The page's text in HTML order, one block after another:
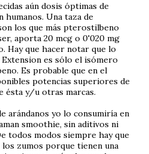
aún dosis óptimas de
Una taza de
los que más pterostilbeno
aporta 20 mcg o 0'020 mg
Hay que hacer notar que lo
es sólo el isómero
Es probable que en el
potencias superiores de
ésta y/u otras marcas.
arándanos yo lo consumiría en
smoothie, sin aditivos ni
todos modos siempre hay que
zumos porque tienen una